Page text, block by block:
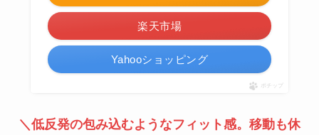
楽天市場
Yahooショッピング
ポチップ
＼低反発の包み込むようなフィット感。移動も休